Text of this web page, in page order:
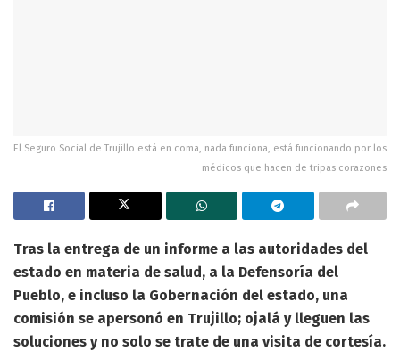
El Seguro Social de Trujillo está en coma, nada funciona, está funcionando por los
médicos que hacen de tripas corazones
Tras la entrega de un informe a las autoridades del
estado en materia de salud, a la Defensoría del
Pueblo, e incluso la Gobernación del estado, una
comisión se apersonó en Trujillo; ojalá y lleguen las
soluciones y no solo se trate de una visita de cortesía.